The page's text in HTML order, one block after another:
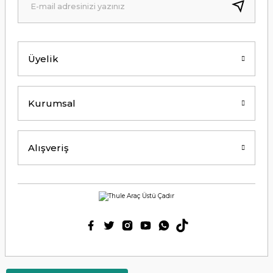
tavsiye ederim. Gayet ilgili ve
açıklayıcı bir şekilde benimle
Teşekkürler ilgi alaka süper.
Thetford tuvalet kimyasalını başka
ürün kullanmış biri olarak tek
yaptım. Çok memnun kaldım. 3. gün
sabah ürün elime ulaştı. Teşekkür
Ülkü Meriç | 15/01/2024
Üyelik
Kurumsal
Alışveriş